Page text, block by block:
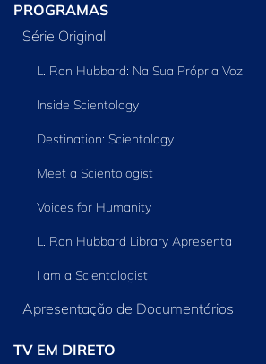
PROGRAMAS
Série Original
L. Ron Hubbard: Na Sua Própria Voz
Inside Scientology
Destination: Scientology
Meet a Scientologist
Voices for Humanity
L. Ron Hubbard Library Apresenta
I am a Scientologist
Apresentação de Documentários
TV EM DIRETO